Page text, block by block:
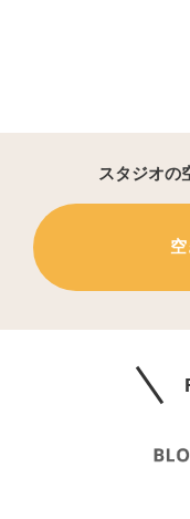
スタジオの